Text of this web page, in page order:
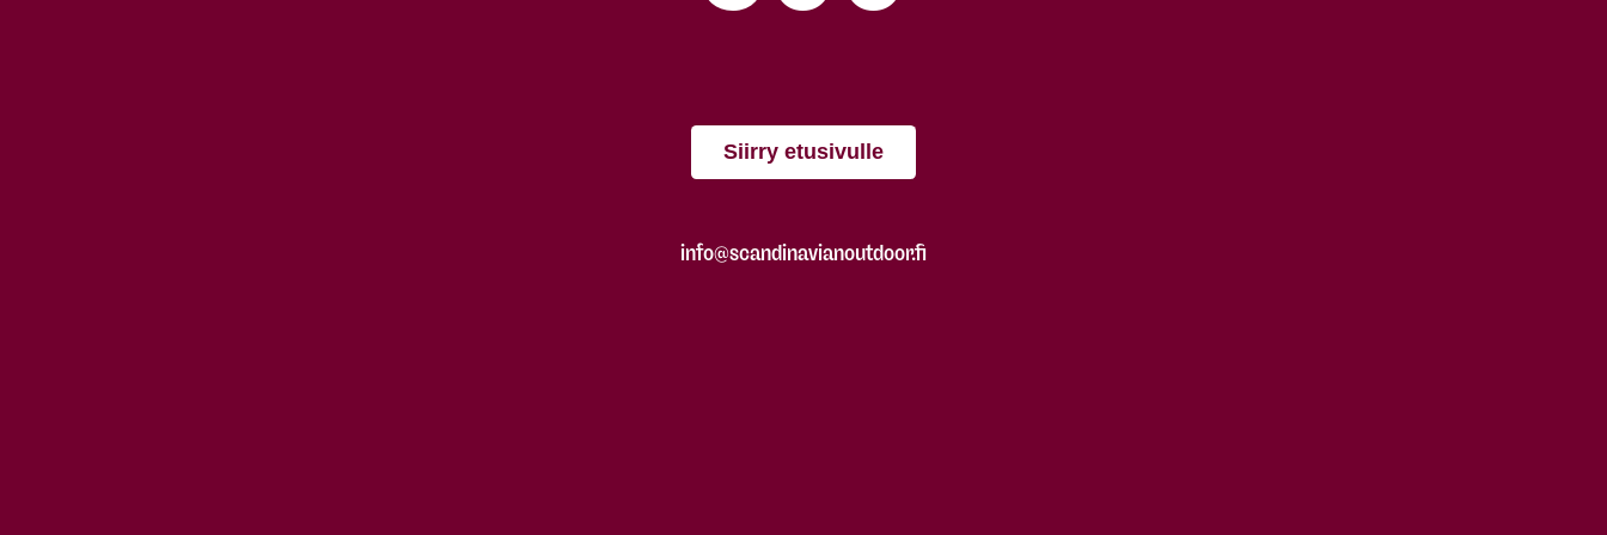
Siirry etusivulle
info@scandinavianoutdoor.fi